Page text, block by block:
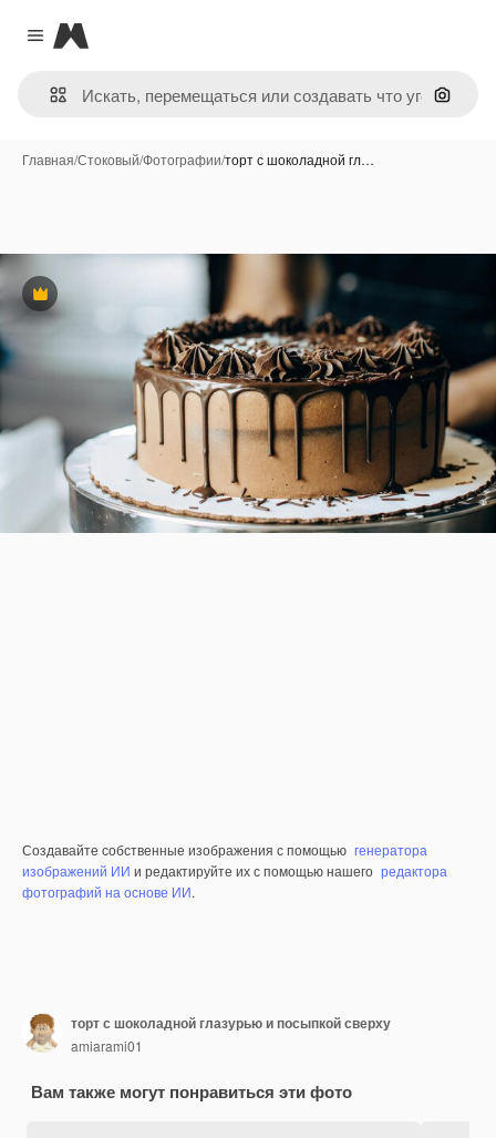
Close menu
Magnific
Поиск
Главная/Стоковый/Фотографии/торт с шоколадной гл…
Премиум
Создавайте собственные изображения с помощью генератора
изображений ИИ и редактируйте их с помощью нашего редактора
фотографий на основе ИИ.
торт с шоколадной глазурью и посыпкой сверху
amiarami01
Вам также могут понравиться эти фото